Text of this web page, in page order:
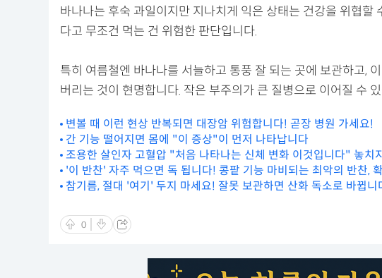
바나나는 후숙 과일이지만 지나치게 익은 상태는 건강을 위협할
다고 무조건 먹는 건 위험한 판단입니다.
특히 여름철엔 바나나를 서늘하고 통풍 잘 되는 곳에 보관하고,
버리는 것이 현명합니다. 작은 부주의가 큰 질병으로 이어질 수
변볼 때 이런 현상 반복되면 대장암 위험합니다! 곧장 병원 가세요!
간 기능 떨어지면 몸에 "이 증상"이 먼저 나타납니다
조용한 살인자 고혈압 "처음 나타나는 신체 변화 이것입니다" 놓치
'이 반찬' 자주 먹으면 독 됩니다! 콩팥 기능 마비되는 최악의 반찬,
참기름, 절대 '여기' 두지 마세요! 잘못 보관하면 산화 독소로 바뀝니
0